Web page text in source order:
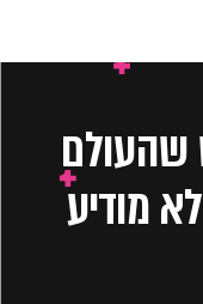
שהעולם
מודיע